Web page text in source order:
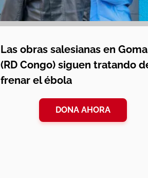
Las obras salesianas en Goma
(RD Congo) siguen tratando
frenar el ébola
DONA AHORA